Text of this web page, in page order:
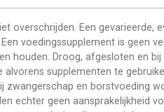
overschrijden. Een gevarieerde,
Een voedingssupplement is geen
houden. Droog, afgesloten en
alvorens supplementen te
zwangerschap en borstvoeding
echter geen aansprakelijkheid